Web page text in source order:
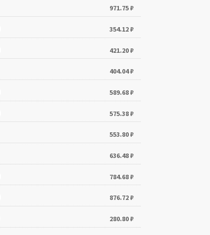
971.75₽
354.12₽
421.20₽
404.04₽
589.68₽
575.38₽
553.80₽
636.48₽
784.68₽
876.72₽
280.80₽